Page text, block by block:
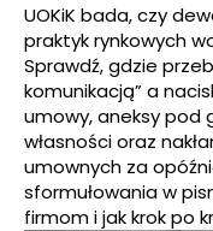
UOKiK bada, czy
praktyk rynkowych
Sprawdź, gdzie
komunikacją” a
umowy, aneksy pod
własności oraz
umownych za
sformułowania w
firmom i jak krok po